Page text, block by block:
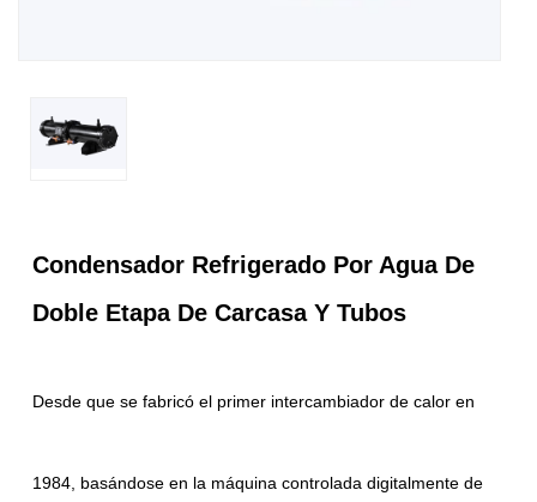
Condensador Refrigerado Por Agua De
Doble Etapa De Carcasa Y Tubos
Desde que se fabricó el primer intercambiador de calor en
1984, basándose en la máquina controlada digitalmente de